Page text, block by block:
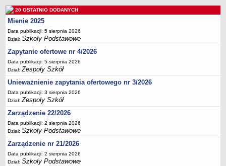
Majątek
Godziny dyżurów
Ogłoszenia
Zarządzenia
Rejestry, ewidencje, archiwa
Kontrole
PONOWNE WYKORZYSTYWANIE
Sprawozdania
Deklaracja dostępności
OŚWIADCZENIA MAJĄTKOWE
PONOWNE WYKORZYSTYWANIE
UDOSTĘPNIANIE INFORMACJI PUBLICZNEJ
OCHRONA DANYCH OSOBOWYCH
20 OSTATNIO DODANYCH
Mienie 2025
Data publikacji: 5 sierpnia 2026
Dział:Szkoły Podstawowe
Zapytanie ofertowe nr 4/2026
Data publikacji: 5 sierpnia 2026
Dział:Zespoły Szkół
Unieważnienie zapytania ofertowego nr 3/2026
Data publikacji: 3 sierpnia 2026
Dział:Zespoły Szkół
Zarządzenie 22/2026
Data publikacji: 2 sierpnia 2026
Dział:Szkoły Podstawowe
Zarządzenie nr 21/2026
Data publikacji: 2 sierpnia 2026
Dział:Szkoły Podstawowe